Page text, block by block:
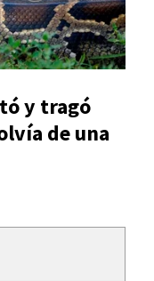
y tragó
de una